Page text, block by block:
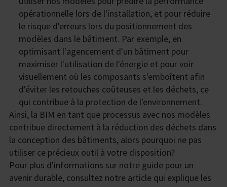
opérationnelle lors de l'installation, et pour réduire
le risque d'erreurs lors du positionnement des
modèles dans le bâtiment. Par exemple, en
optimisant l'agencement d'un bâtiment pour
maximiser l'utilisation de l'énergie et pour voir
visuellement où les composants s'emboîtent afin
d'éviter les retouches coûteuses et les déchets, ce
qui contribue à la protection de l'environnement.
Ainsi, la BIM en tant que processus avec nos modèles
contribue directement à la réduction des déchets dans
la conception des bâtiments, alors pourquoi ne pas
utiliser ce précieux outil à votre disposition?
Pour plus d'informations sur notre guide pour un
avenir durable, consultez notre article qui explique les